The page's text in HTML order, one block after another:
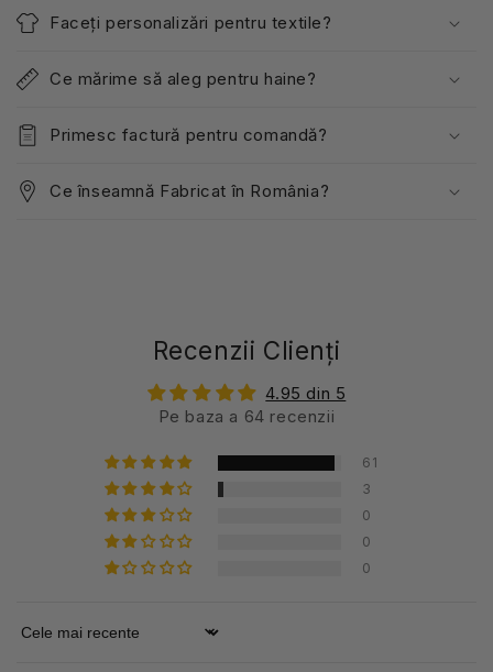
Faceți personalizări pentru textile?
Ce mărime să aleg pentru haine?
Primesc factură pentru comandă?
Ce înseamnă Fabricat în România?
Recenzii Clienți
4.95 din 5
Pe baza a 64 recenzii
61
3
0
0
0
Sort by